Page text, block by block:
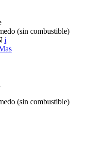
(sin combustible)
i
(sin combustible)